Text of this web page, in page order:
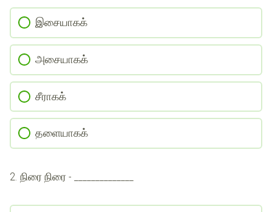
இசையாகக்
அசையாகக்
சீராகக்
தளையாகக்
2. நிரை நிரை - ______________